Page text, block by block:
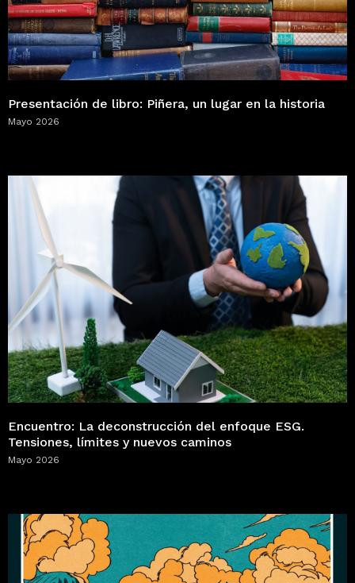
Presentación de libro: Piñera, un lugar en la historia
Mayo 2026
Encuentro: La deconstrucción del enfoque ESG.
Tensiones, límites y nuevos caminos
Mayo 2026